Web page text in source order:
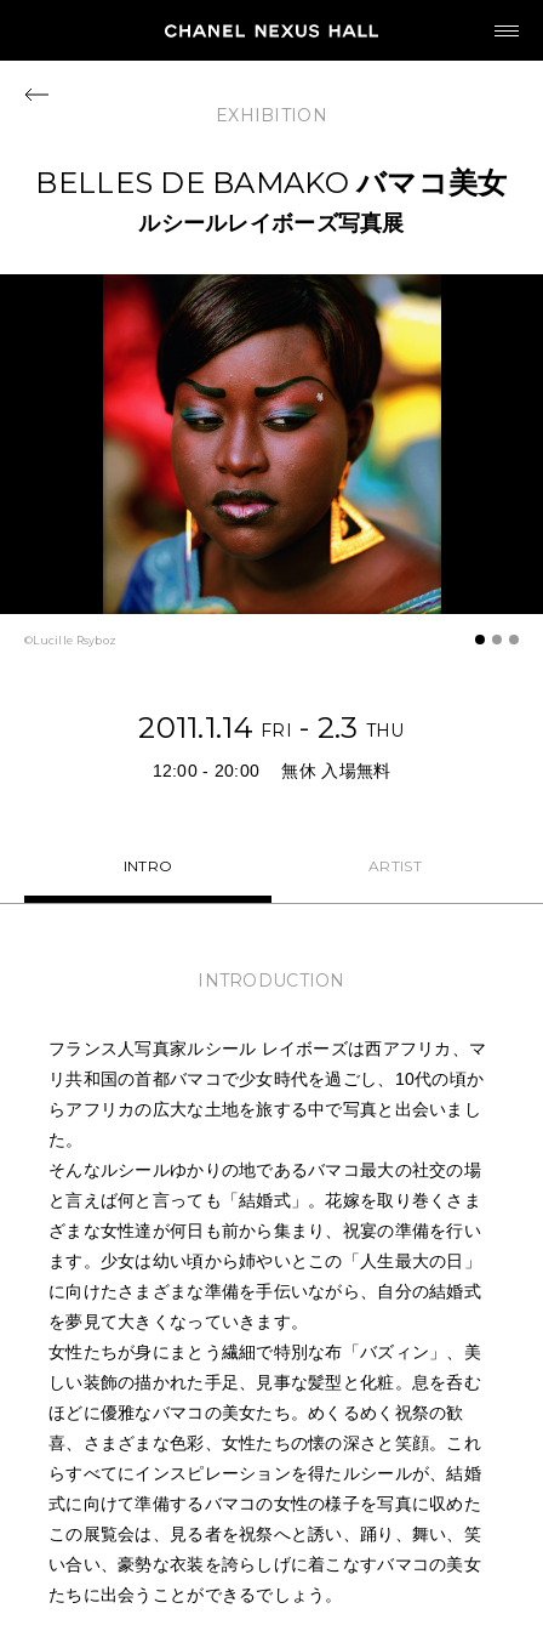
MY CHANEL NEXUS
HOME
PROGRAM
2026
ARCHIVE
NEWS
EXHIBITION
BELLES DE BAMAKOバマコ美女
ルシールレイボーズ写真展
©Lucille Rsyboz
2011.1.14 FRI - 2.3 THU
12:00 - 20:00 無休 入場無料
INTRO ARTIST
INTRODUCTION
フランス人写真家ルシール レイボーズは西アフリカ、マ
リ共和国の首都バマコで少女時代を過ごし、10代の頃か
らアフリカの広大な土地を旅する中で写真と出会いまし
た。
そんなルシールゆかりの地であるバマコ最大の社交の場
と言えば何と言っても「結婚式」。花嫁を取り巻くさま
ざまな女性達が何日も前から集まり、祝宴の準備を行い
ます。少女は幼い頃から姉やいとこの「人生最大の日」
に向けたさまざまな準備を手伝いながら、自分の結婚式
を夢見て大きくなっていきます。
女性たちが身にまとう繊細で特別な布「バズィン」、美
しい装飾の描かれた手足、見事な髪型と化粧。息を呑む
ほどに優雅なバマコの美女たち。めくるめく祝祭の歓
喜、さまざまな色彩、女性たちの懐の深さと笑顔。これ
らすべてにインスピレーションを得たルシールが、結婚
式に向けて準備するバマコの女性の様子を写真に収めた
この展覧会は、見る者を祝祭へと誘い、踊り、舞い、笑
い合い、豪勢な衣装を誇らしげに着こなすバマコの美女
たちに出会うことができるでしょう。